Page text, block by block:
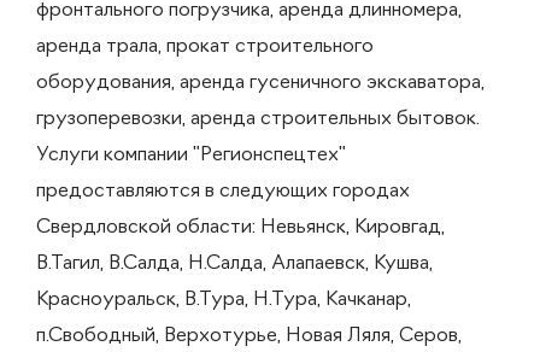
фронтального погрузчика, аренда длинномера,
аренда трала, прокат строительного
оборудования, аренда гусеничного экскаватора,
грузоперевозки, аренда строительных бытовок.
Услуги компании "Регионспецтех"
предоставляются в следующих городах
Свердловской области: Невьянск, Кировгад,
В.Тагил, В.Салда, Н.Салда, Алапаевск, Кушва,
Красноуральск, В.Тура, Н.Тура, Качканар,
п.Свободный, Верхотурье, Новая Ляля, Серов,